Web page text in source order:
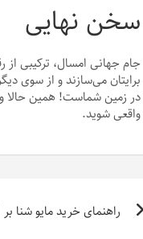
سخن نهایی
جام جهانی امسال، ترکیبی
برایتان می‌سازند و از سوی
در زمین شماست! همین حالا
واقعی شوید.
راهبری
نوشتهراهنمای خرید مایو شنا